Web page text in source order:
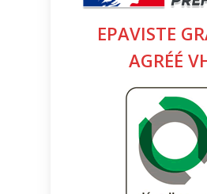
EPAVISTE
AGRÉÉ